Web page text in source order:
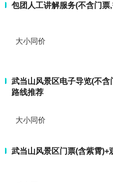
包团人工讲解服务(不含门票
大小同价
武当山风景区电子导览(不含
路线推荐
大小同价
武当山风景区门票(含紫霄)+